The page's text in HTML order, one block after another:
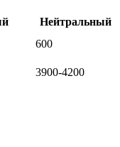
Нейтральный
600
3900-4200